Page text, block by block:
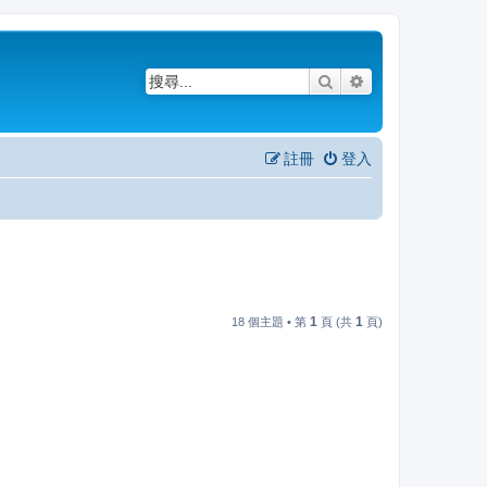
搜尋
登入
註冊
18 個主題 • 第 1 頁 (共 1 頁)